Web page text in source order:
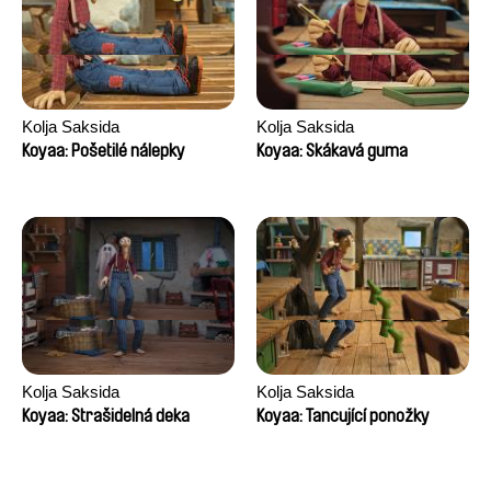
Kolja Saksida
Koyaa: Pošetilé nálepky
Kolja Saksida
Koyaa: Skákavá guma
Kolja Saksida
Koyaa: Strašidelná deka
Kolja Saksida
Koyaa: Tancující ponožky